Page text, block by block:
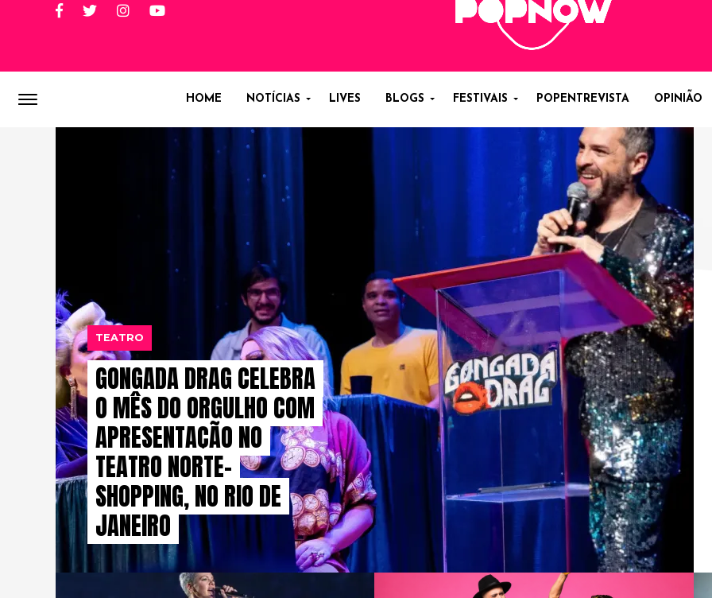
HOME NOTÍCIAS LIVES BLOGS FESTIVAIS POPENTREVISTA OPINIÃO
TEATRO
GONGADA DRAG CELEBRA
O MÊS DO ORGULHO COM
APRESENTAÇÃO NO
TEATRO NORTE-
SHOPPING, NO RIO DE
JANEIRO